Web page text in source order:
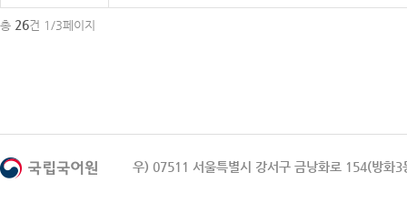
총 26건 1/3페이지
우) 07511 서울특별시 강서구 금낭화로 154(방화3